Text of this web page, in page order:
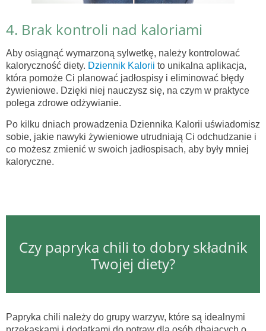
4. Brak kontroli nad kaloriami
Aby osiągnąć wymarzoną sylwetkę, należy kontrolować
kaloryczność diety. Dziennik Kalorii to unikalna aplikacja,
która pomoże Ci planować jadłospisy i eliminować błędy
żywieniowe. Dzięki niej nauczysz się, na czym w praktyce
polega zdrowe odżywianie.
Po kilku dniach prowadzenia Dziennika Kalorii uświadomisz
sobie, jakie nawyki żywieniowe utrudniają Ci odchudzanie i
co możesz zmienić w swoich jadłospisach, aby były mniej
kaloryczne.
Czy papryka chili to dobry składnik
Twojej diety?
Papryka chili należy do grupy warzyw, które są idealnymi